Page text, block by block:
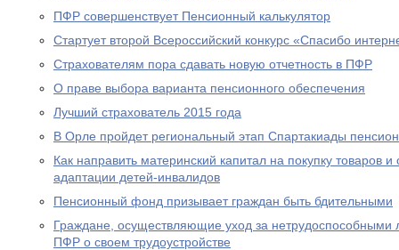
ПФР совершенствует Пенсионный калькулятор
Стартует второй Всероссийский конкурс «Спасибо
Страхователям пора сдавать новую отчетность в ПФР
О праве выбора варианта пенсионного обеспечения
Лучший страхователь 2015 года
В Орле пройдет региональный этап Спартакиады
Как направить материнский капитал на покупку товаров
адаптации детей-инвалидов
Пенсионный фонд призывает граждан быть бдительными
Граждане, осуществляющие уход за
ПФР о своем трудоустройстве